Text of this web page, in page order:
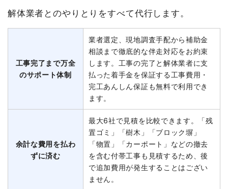
解体業者とのやりとりをすべて代行します。
工事完了まで万全
のサポート体制
業者選定、現地調査手配から補助金
相談まで徹底的な伴走対応をお約束
します。工事の完了と解体業者に支
払った着手金を保証する工事費用・
完工あんしん保証も無料で利用でき
ます。
余計な費用を払わ
ずに済む
最大6社で見積を比較できます。「残
置ゴミ」「樹木」「ブロック塀」
「物置」「カーポート」などの撤去
を含む付帯工事も見積するため、後
で追加費用が発生することはござい
ません。